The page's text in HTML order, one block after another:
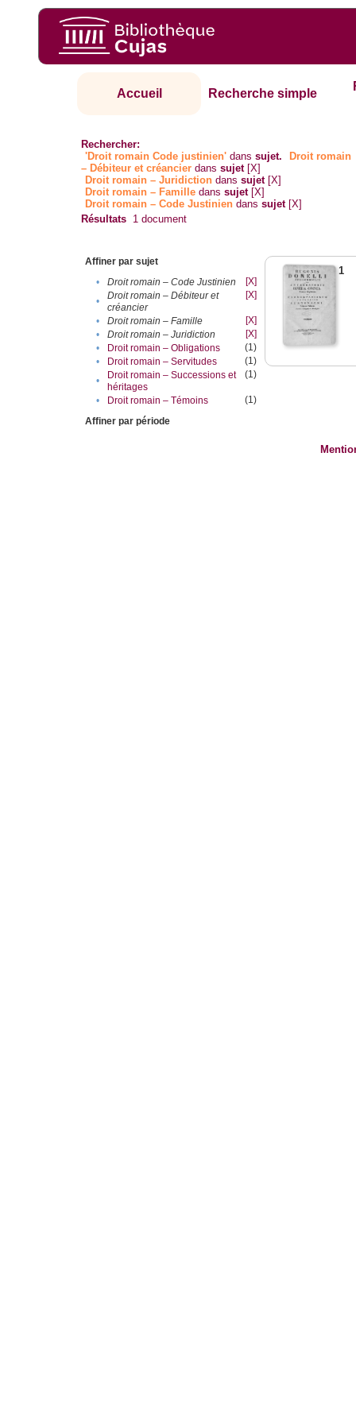
Accueil Recherche simple
Rechercher:
'Droit romain Code justinien' danssujet.
Droit romain
– Débiteur et créancier danssujet [X]
Droit romain – Juridiction danssujet [X]
Droit romain – Famille danssujet [X]
Droit romain – Code Justinien danssujet [X]
Résultats 1 document
Affiner par sujet
•
Droit romain – Code Justinien
[X]
•
Droit romain – Débiteur et
créancier
[X]
• Droit romain – Famille
[X]
•
Droit romain – Juridiction
[X]
•
Droit romain – Obligations
(1)
•
Droit romain – Servitudes
(1)
•
Droit romain – Successions et
héritages
(1)
• Droit romain – Témoins
(1)
Affiner par période
1